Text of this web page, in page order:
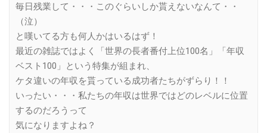
毎日残業して・・・このぐらいしか貰えないなんて・・
（泣）
と嘆いてる方も何人かはいるはず！
最近の雑誌ではよく「世界の長者番付上位100名」「年収
ベスト100」という特集が組まれ、
ケタ違いの年収を貰っている成功者たちがずらり！！
いったい・・・私たちの年収は世界ではどのレベルに位置
するのだろうって
気になりますよね？